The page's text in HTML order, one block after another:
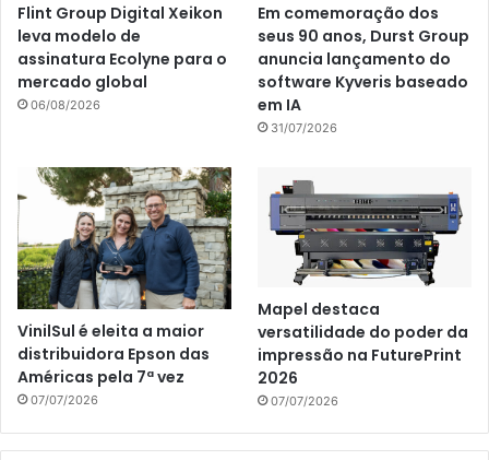
Flint Group Digital Xeikon
leva modelo de
assinatura Ecolyne para o
mercado global
06/08/2026
Em comemoração dos
seus 90 anos, Durst Group
anuncia lançamento do
software Kyveris baseado
em IA
31/07/2026
VinilSul é eleita a maior
distribuidora Epson das
Américas pela 7ª vez
07/07/2026
Mapel destaca
versatilidade do poder da
impressão na FuturePrint
2026
07/07/2026